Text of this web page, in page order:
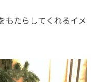
もたらしてくれるイメ